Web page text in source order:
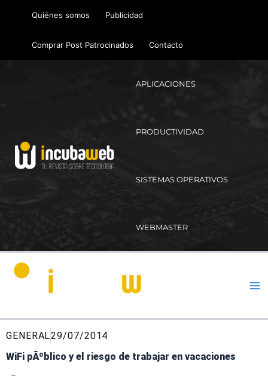
Quiénes somos Publicidad
Comprar Post Patrocinados Contacto
APLICACIONES
PRODUCTIVIDAD
SISTEMAS OPERATIVOS
WEBMASTER
GENERAL29/07/2014
WiFi pÃºblico y el riesgo de trabajar en vacaciones